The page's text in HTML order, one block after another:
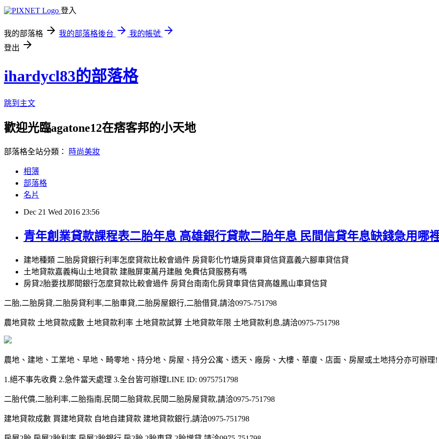
登入
我的部落格 我的部落格後台
我的帳號
登出
ihardycl83的部落格
跳到主文
歡迎光臨agatone12在痞客邦的小天地
部落格全站分類： 時尚美妝
相簿
部落格
名片
Dec 21 Wed 2016 23:56
青年創業貸款課程表二胎年息 高雄銀行貸款二胎年息 民間信貸年息缺錢急用哪
建地種類 二胎房貸銀行利率怎麼貸款比較會過件 房貸彰化竹塘房貸車貸信貸嘉義六腳車貸信貸
土地貸款嘉義梅山土地貸款 建融屏東萬丹建融 免費估貸服務有嗎
房貸2胎要找那間銀行怎麼貸款比較會過件 房貸台南南化房貸車貸信貸高雄鳳山車貸信貸
二胎,二胎房貸,二胎房貸利率,二胎車貸,二胎房屋銀行,二胎借貸,請洽0975-751798
農地貸款 土地貸款成數 土地貸款利率 土地貸款試算 土地貸款年限 土地貸款利息,請洽0975-751798
農地、建地、工業地、旱地、畸零地、持分地、房屋、持分公寓、透天、廠房、大樓、華廈、店面、房屋或土地持分亦可辦理!
1.絕不事先收費 2.急件當天處理 3.全台皆可辦理LINE ID: 0975751798
二胎代償,二胎利率,二胎指南,民間二胎貸款,民間二胎房屋貸款,請洽0975-751798
建地貸款成數 買建地貸款 自地自建貸款 建地貸款銀行,請洽0975-751798